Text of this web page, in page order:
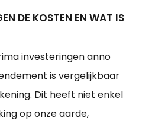
DE KOSTEN EN WAT IS
investeringen anno
is vergelijkbaar
Dit heeft niet enkel
op onze aarde,